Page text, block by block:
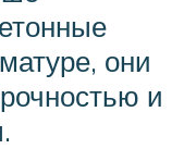
они
и